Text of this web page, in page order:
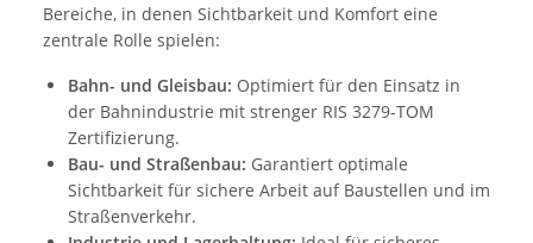
Bereiche, in denen Sichtbarkeit und Komfort eine
zentrale Rolle spielen:
Bahn- und Gleisbau: Optimiert für den Einsatz in
der Bahnindustrie mit strenger RIS 3279-TOM
Zertifizierung.
Bau- und Straßenbau: Garantiert optimale
Sichtbarkeit für sichere Arbeit auf Baustellen und im
Straßenverkehr.